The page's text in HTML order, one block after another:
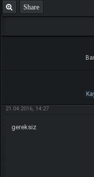
Share
21.04.2016, 14:27
gereksiz